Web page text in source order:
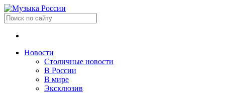
Новости
Столичные новости
В России
В мире
Эксклюзив